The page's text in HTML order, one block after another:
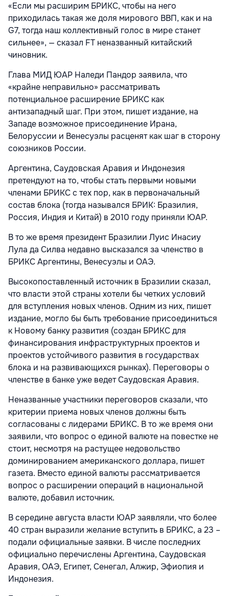
«Если мы расширим БРИКС, чтобы на него
приходилась такая же доля мирового ВВП, как и на
G7, тогда наш коллективный голос в мире станет
сильнее», — сказал FT неназванный китайский
чиновник.
Глава МИД ЮАР Наледи Пандор заявила, что
«крайне неправильно» рассматривать
потенциальное расширение БРИКС как
антизападный шаг. При этом, пишет издание, на
Западе возможное присоединение Ирана,
Белоруссии и Венесуэлы расценят как шаг в сторону
союзников России.
Аргентина, Саудовская Аравия и Индонезия
претендуют на то, чтобы стать первыми новыми
членами БРИКС с тех пор, как в первоначальный
состав блока (тогда назывался БРИК: Бразилия,
Россия, Индия и Китай) в 2010 году приняли ЮАР.
В то же время президент Бразилии Луис Инасиу
Лула да Силва недавно высказался за членство в
БРИКС Аргентины, Венесуэлы и ОАЭ.
Высокопоставленный источник в Бразилии сказал,
что власти этой страны хотели бы четких условий
для вступления новых членов. Одним из них, пишет
издание, могло бы быть требование присоединиться
к Новому банку развития (создан БРИКС для
финансирования инфраструктурных проектов и
проектов устойчивого развития в государствах
блока и на развивающихся рынках). Переговоры о
членстве в банке уже ведет Саудовская Аравия.
Неназванные участники переговоров сказали, что
критерии приема новых членов должны быть
согласованы с лидерами БРИКС. В то же время они
заявили, что вопрос о единой валюте на повестке не
стоит, несмотря на растущее недовольство
доминированием американского доллара, пишет
газета. Вместо единой валюты рассматривается
вопрос о расширении операций в национальной
валюте, добавил источник.
В середине августа власти ЮАР заявляли, что более
40 стран выразили желание вступить в БРИКС, а 23 –
подали официальные заявки. В числе последних
официально перечислены Аргентина, Саудовская
Аравия, ОАЭ, Египет, Сенегал, Алжир, Эфиопия и
Индонезия.